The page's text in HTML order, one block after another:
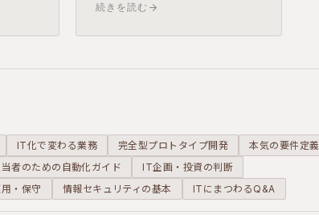
れ
EVM（Earned Value
解説します。
続きを読む
IT化で変わる業務 完全型プロトタイプ開発
本気の要件定義
者のための自動化ガイド
IT企画・投資の判断
・保守 情報セキュリティの基本 ITにまつわるQ&A